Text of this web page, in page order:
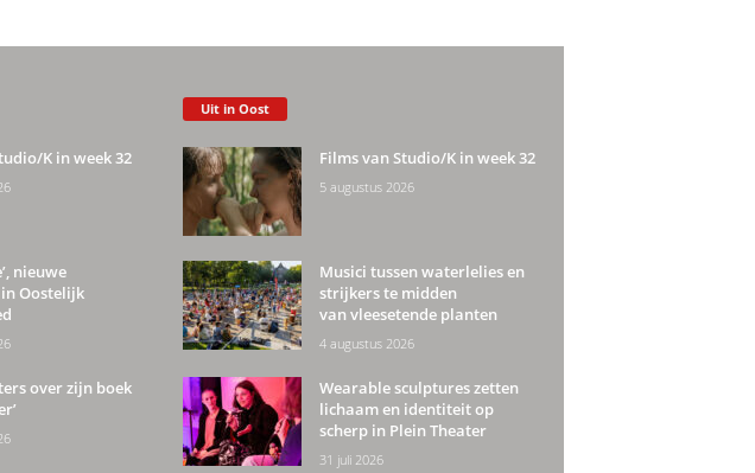
K in week 32
nieuwe
Oostelijk
over zijn boek
Uit in Oost
Films van Studio/K in week 32
5 augustus 2026
Musici tussen waterlelies en
strijkers te midden
van vleesetende planten
4 augustus 2026
Wearable sculptures zetten
lichaam en identiteit op
scherp in Plein Theater
31 juli 2026